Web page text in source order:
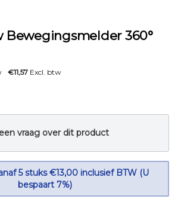
Bewegingsmelder 360°
€11,57 Excl. btw
vraag over dit product
5 stuks €13,00 inclusief BTW (U
bespaart 7%)